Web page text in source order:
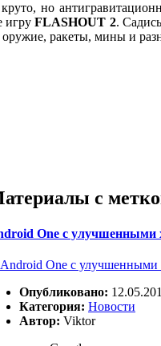
но
игруFLASHOUT 2.
ракеты, мины и
с
One с улучшенными
Опубликовано:
Категория: Новости
Автор: Viktor